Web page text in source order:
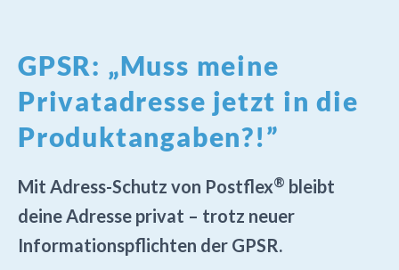
GPSR: „Muss meine
Privatadresse jetzt in die
Produktangaben?!”
Mit Adress-Schutz von Postflex® bleibt
deine Adresse privat – trotz neuer
Informationspflichten der GPSR.